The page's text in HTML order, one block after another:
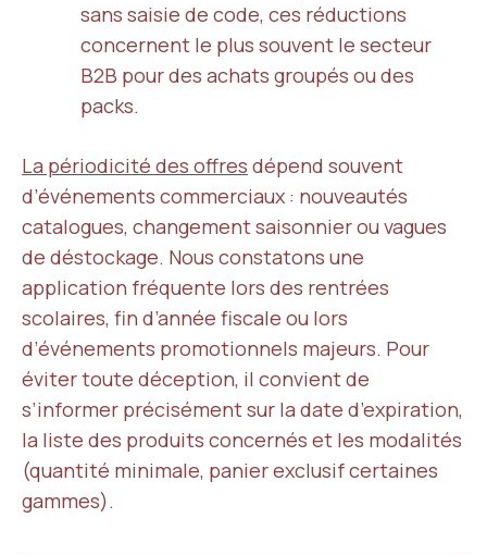
sans saisie de code, ces réductions
concernent le plus souvent le secteur
B2B pour des achats groupés ou des
packs.
La périodicité des offres dépend souvent
d’événements commerciaux : nouveautés
catalogues, changement saisonnier ou vagues
de déstockage. Nous constatons une
application fréquente lors des rentrées
scolaires, fin d’année fiscale ou lors
d’événements promotionnels majeurs. Pour
éviter toute déception, il convient de
s’informer précisément sur la date d’expiration,
la liste des produits concernés et les modalités
(quantité minimale, panier exclusif certaines
gammes).